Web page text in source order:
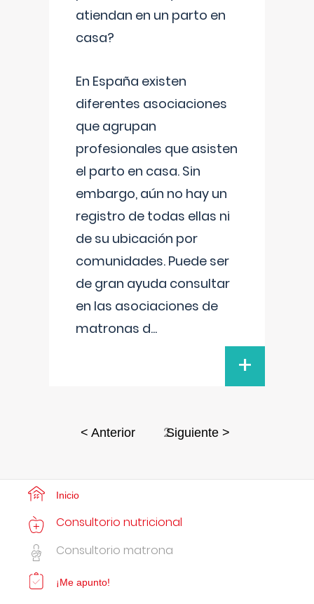
atiendan en un parto en
casa?
En España existen
diferentes asociaciones
que agrupan
profesionales que asisten
el parto en casa. Sin
embargo, aún no hay un
registro de todas ellas ni
de su ubicación por
comunidades. Puede ser
de gran ayuda consultar
en las asociaciones de
matronas d...
+
< Anterior 2Siguiente >
Inicio
Consultorio nutricional
Consultorio matrona
¡Me apunto!